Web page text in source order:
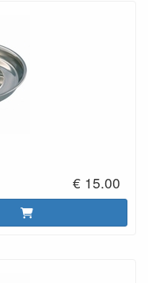
€ 15.00